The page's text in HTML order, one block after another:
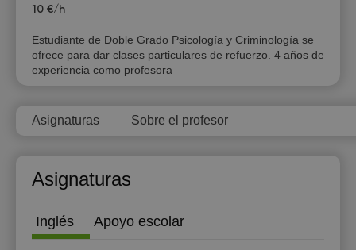
10 €/h
Estudiante de Doble Grado Psicología y Criminología se
ofrece para dar clases particulares de refuerzo. 4 años de
experiencia como profesora
Asignaturas Sobre el profesor
Asignaturas
Inglés Apoyo escolar
10:00
10:30
11:30
12:30
13:00